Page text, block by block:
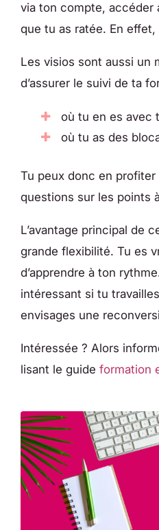
via ton compte, accéder
que tu as ratée. En
Les visios sont aussi un
d’assurer le suivi de ta
où tu en es avec
où tu as des
Tu peux donc en profiter
questions sur les points
L’avantage principal de
grande flexibilité. Tu es
d’apprendre à ton
intéressant si tu
envisages une
Intéressée ? Alors
lisant le guide formation